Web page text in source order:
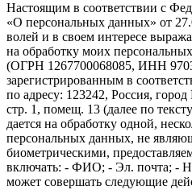
Настоящим в соответствии с
«О персональных данных» от
волей и в своем интересе
на обработку моих
(ОГРН 1267700068085, ИНН
зарегистрированным в
по адресу: 123242, Россия,
стр. 1, помещ. 13 (далее по
дается на обработку одной,
персональных данных, не
биометрическими,
включать: - ФИО; - Эл. почта; -
может совершать следующие